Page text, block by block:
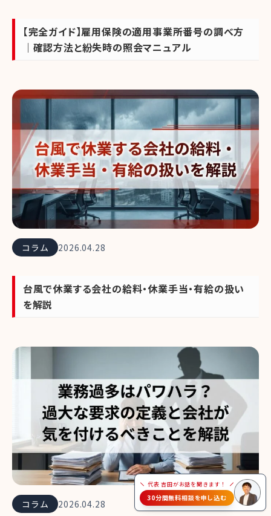
【完全ガイド】雇用保険の適用事業所番号の調べ方
｜確認方法と紛失時の照会マニュアル
コラム 2026.04.28
台風で休業する会社の給料・休業手当・有給の扱い
を解説
コラム 2026.04.28
代表 吉田がお話を聞きます！
30分間無料相談を申し込む